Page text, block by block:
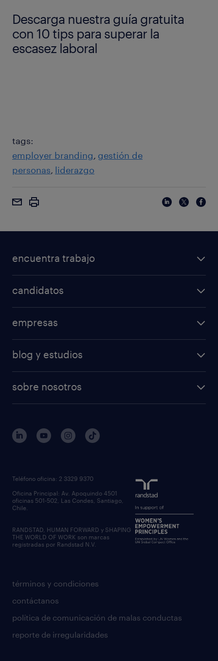
Descarga nuestra guía gratuita
con 10 tips para superar la
escasez laboral
tags:
employer branding gestión de
personas liderazgo
encuentra trabajo
candidatos
empresas
blog y estudios
sobre nosotros
términos y condiciones
contáctanos
política de comunicación de malas conductas
reporte de irregularidades
Teléfono oficina: 2 3329 9370
Oficina Principal: Av. Apoquindo 4501
oficinas 501-502, Las Condes, Santiago,
Chile.
RANDSTAD, HUMAN FORWARD y SHAPING
THE WORLD OF WORK son marcas
registradas por Randstad N.V.